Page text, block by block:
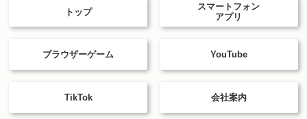
トップ
スマートフォン
アプリ
ブラウザーゲーム YouTube
TikTok 会社案内